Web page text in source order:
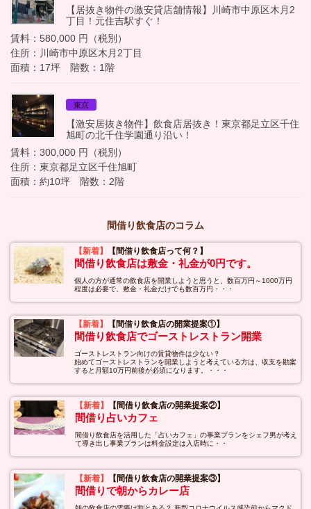
【居抜き物件の激安貸店舗情報】川崎市中原区木月2
丁目！元住吉駅すぐ！
賃料：580,000 円（税別）
住所：川崎市中原区木月2丁目
面積：17坪 階数：1階
東京
【激安居抜き物件】飲食店居抜き！東京都足立区千住
旭町の北千住学園通り沿い！
賃料：300,000 円（税別）
住所：東京都足立区千住旭町
面積：約10坪 階数：2階
間借り飲食店のコラム
【新着】 【間借り飲食店って何？】
間借り飲食店は敷金・礼金が0円です。
個人の方が通常の飲食店を開業しようと思うと、数百万円～1000万円
程度は必要で、敷金・礼金だけでも数百万円・・・
【新着】 【間借り飲食店の開業提案①】
間借り飲食店でゴーストレストラン開業
ゴーストレストラン向けの賃貸物件は少ない？
始めてゴーストレストランを開業しようと考えている方は、収支を勘案
すると月額10万円前後が必須になります。・・・
【新着】 【間借り飲食店の開業提案②】
間借り占いカフェ
間借り飲食店を活用した「占いカフェ」の事業プランをシェフ男が考え
て導き出し事業プランは料金設定は入店時に・・
【新着】 【間借り飲食店の開業提案③】
間借りで朝からカレー店